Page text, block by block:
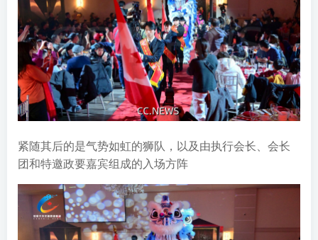
紧随其后的是气势如虹的狮队，以及由执行会长、会长
团和特邀政要嘉宾组成的入场方阵